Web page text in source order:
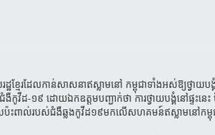
ខ្មែរ​​ដែល​កាន់​សាស​នា​​​​ឥស្លាម​​នៅ ​កម្ពុជា​ទាំងអស់​​ឱ្យថ្វាយប
ងឺកូវីដ-១៩ ដោយ​ឯកឧត្តម​បញ្ជាក់ថា ការថ្វាយបង្គំនៅផ្ទះន
លប៉ះពាល់របស់ជំងឺឆ្លងកូវីដ១៩​មក​លើ​សហ​គមន៍​ឥស្លាម​នៅ​កម្